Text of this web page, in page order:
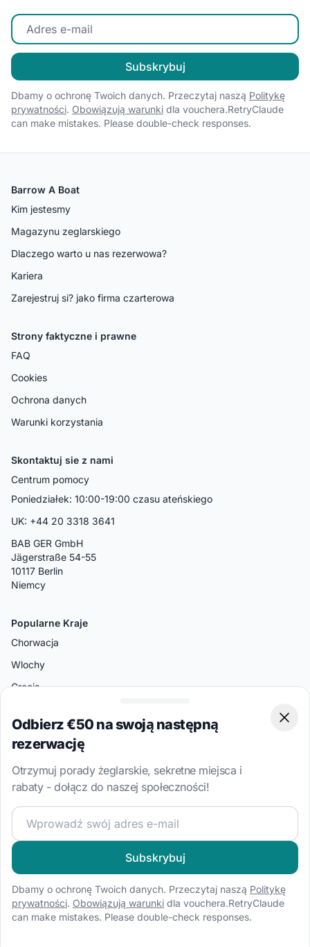
Wprowadź swój adres e-mail
Subskrybuj
Dbamy o ochronę Twoich danych. Przeczytaj naszą Politykę
prywatności. Obowiązują warunki dla vouchera.RetryClaude
can make mistakes. Please double-check responses.
Barrow A Boat
Kim jestesmy
Magazynu zeglarskiego
Dlaczego warto u nas rezerwowa?
Kariera
Zarejestruj si? jako firma czarterowa
Strony faktyczne i prawne
FAQ
Cookies
Ochrona danych
Warunki korzystania
Skontaktuj sie z nami
Centrum pomocy
Poniedziałek: 10:00-19:00 czasu ateńskiego
UK: +44 20 3318 3641
BAB GER GmbH
Jägerstraße 54-55
10117 Berlin
Niemcy
Popularne Kraje
Chorwacja
Wlochy
Grecja
Bahamy
Brytyjskie Wyspy Dziewicze
Popularne Kierunki
Split
Ateny
Palermo
Bodrum
Miami
Odbierz €50 na swoją następną
rezerwację
Otrzymuj porady żeglarskie, sekretne miejsca i
rabaty - dołącz do naszej społeczności!
Dołącz do naszej społeczności żeglarskiej i otrzymuj
Subskrybuj
Dbamy o ochronę Twoich danych. Przeczytaj naszą Politykę
prywatności. Obowiązują warunki dla vouchera.RetryClaude
can make mistakes. Please double-check responses.